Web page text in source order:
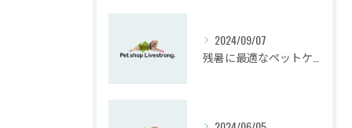
2024/09/07